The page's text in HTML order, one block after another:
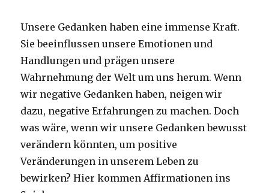
Unsere Gedanken haben eine immense Kraft.
Sie beeinflussen unsere Emotionen und
Handlungen und prägen unsere
Wahrnehmung der Welt um uns herum. Wenn
wir negative Gedanken haben, neigen wir
dazu, negative Erfahrungen zu machen. Doch
was wäre, wenn wir unsere Gedanken bewusst
verändern könnten, um positive
Veränderungen in unserem Leben zu
bewirken? Hier kommen Affirmationen ins